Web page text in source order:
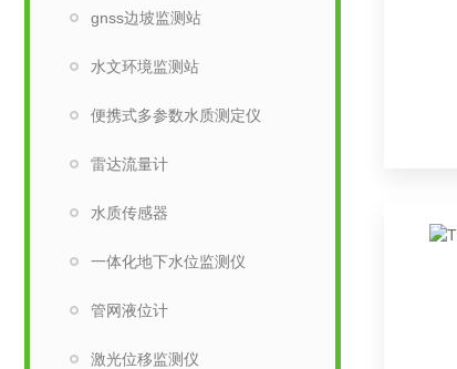
gnss边坡监测站
水文环境监测站
便携式多参数水质测定仪
雷达流量计
水质传感器
一体化地下水位监测仪
管网液位计
激光位移监测仪